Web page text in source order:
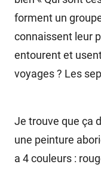
forment un
connaissent leur
entourent et
voyages ? Les
Je trouve que ça
une peinture
a 4 couleurs :